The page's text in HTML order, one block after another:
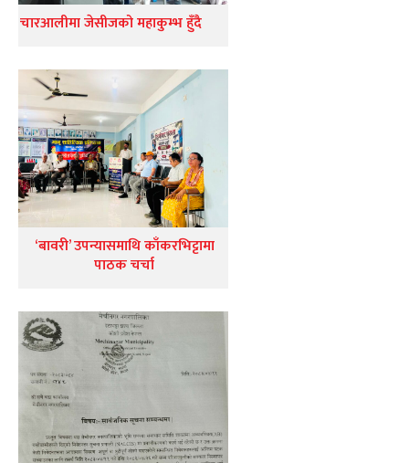
चारआलीमा जेसीजको महाकुम्भ हुँदै
‘बावरी’ उपन्यासमाथि काँकरभिट्टामा
पाठक चर्चा